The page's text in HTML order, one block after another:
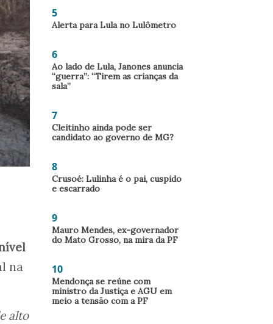
na
alto
5
Alerta para Lula no Lulômetro
6
Ao lado de Lula, Janones anuncia
“guerra”: “Tirem as crianças da
sala”
7
Cleitinho ainda pode ser
candidato ao governo de MG?
8
Crusoé: Lulinha é o pai, cuspido
e escarrado
9
Mauro Mendes, ex-governador
do Mato Grosso, na mira da PF
10
Mendonça se reúne com
ministro da Justiça e AGU em
meio a tensão com a PF